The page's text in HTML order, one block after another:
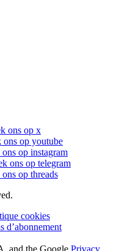
ons op x
ons op youtube
op instagram
ons op telegram
op threads
cookies
d’abonnement
and the Google Privacy